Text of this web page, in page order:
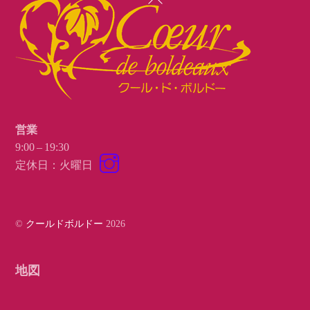
To
Top
営業
9:00 – 19:30
定休日：火曜日
© クールドボルドー 2026
地図